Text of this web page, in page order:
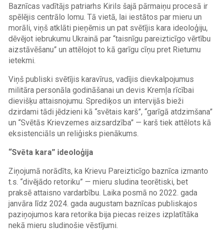
Baznīcas vadītājs patriarhs Kirils šajā pārmaiņu procesā ir
spēlējis centrālo lomu. Tā vietā, lai iestātos par mieru un
morāli, viņš atklāti pieņēmis un pat svētījis kara ideoloģiju,
dēvējot iebrukumu Ukrainā par “taisnīgu pareizticīgo vērtību
aizstāvēšanu” un attēlojot to kā garīgu cīņu pret Rietumu
ietekmi.
Viņš publiski svētījis karavīrus, vadījis dievkalpojumus
militāra personāla godināšanai un devis Kremļa rīcībai
dievišķu attaisnojumu. Sprediķos un intervijās bieži
dzirdami tādi jēdzieni kā “svētais karš”, “garīgā atdzimšana”
un “Svētās Krievzemes aizsardzība” — karš tiek attēlots kā
eksistenciāls un reliģisks pienākums.
“Svēta kara” ideoloģija
Ziņojumā norādīts, ka Krievu Pareizticīgo baznīca izmanto
t.s. “divējādo retoriku” — mieru sludina teorētiski, bet
praksē attaisno vardarbību. Laika posmā no 2022. gada
janvāra līdz 2024. gada augustam baznīcas publiskajos
paziņojumos kara retorika bija piecas reizes izplatītāka
nekā mieru sludinošie vēstījumi.